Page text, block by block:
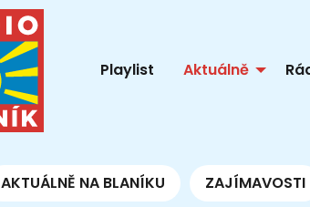
Playlist Aktuálně
AKTUÁLNĚ NA BLANÍKU ZAJÍMAVOSTI